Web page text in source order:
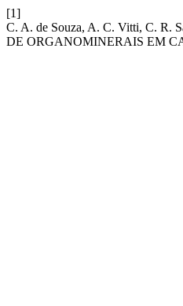
[1]
C. A. de Souza, A. C. Vitti, C. R.
DE ORGANOMINERAIS EM